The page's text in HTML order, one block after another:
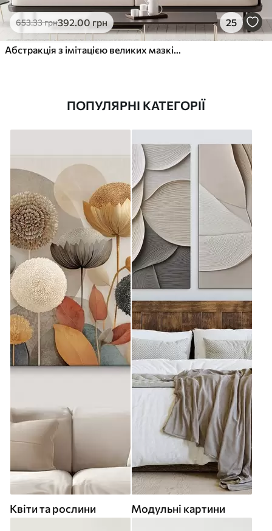
653.33грн392.00 грн 25
Абстракція з імітацією великих мазків пензля
ПОПУЛЯРНІ КАТЕГОРІЇ
Квіти та рослини Модульні картини